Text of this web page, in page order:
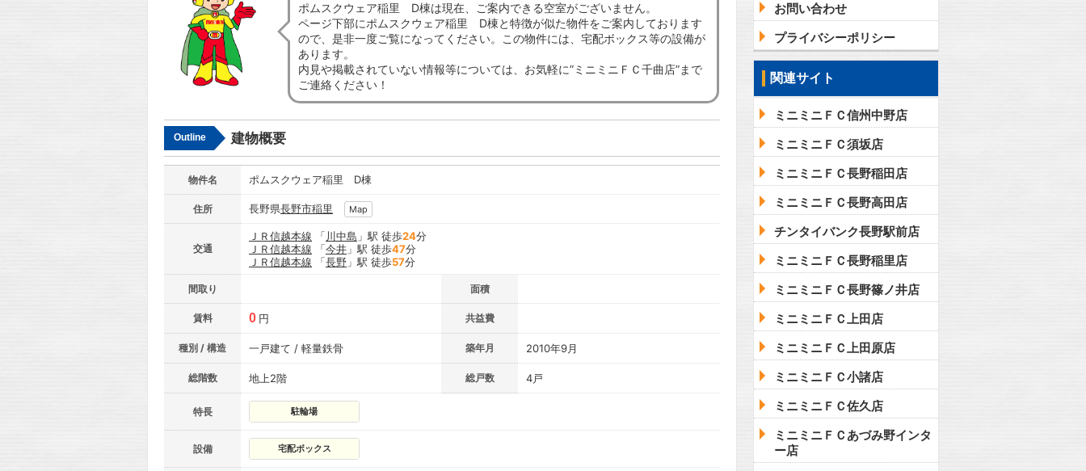
ポムスクウェア稲里 D棟は現在、ご案内できる空室がございません。
ページ下部にポムスクウェア稲里 D棟と特徴が似た物件をご案内しております
ので、是非一度ご覧になってください。この物件には、宅配ボックス等の設備が
あります。
内見や掲載されていない情報等については、お気軽に”ミニミニＦＣ千曲店”まで
ご連絡ください！
Outline 建物概要
物件名 ポムスクウェア稲里 D棟
住所 長野県長野市稲里 Map
交通
ＪＲ信越本線 「川中島 」駅 徒歩24分
ＪＲ信越本線 「今井 」駅 徒歩47分
ＪＲ信越本線 「長野 」駅 徒歩57分
間取り 面積
賃料 0 円 共益費
種別 / 構造 一戸建て / 軽量鉄骨 築年月 2010年9月
総階数 地上2階 総戸数 4戸
特長 駐輪場
設備 宅配ボックス
お問い合わせ
プライバシーポリシー
関連サイト
ミニミニＦＣ信州中野店
ミニミニＦＣ須坂店
ミニミニＦＣ長野稲田店
ミニミニＦＣ長野高田店
チンタイバンク長野駅前店
ミニミニＦＣ長野稲里店
ミニミニＦＣ長野篠ノ井店
ミニミニＦＣ上田店
ミニミニＦＣ上田原店
ミニミニＦＣ小諸店
ミニミニＦＣ佐久店
ミニミニＦＣあづみ野インタ
ー店